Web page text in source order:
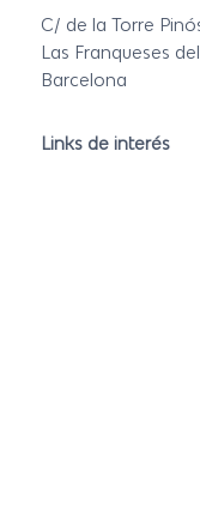
C/ de la Torre
Las Franqueses
Barcelona
Links de interés